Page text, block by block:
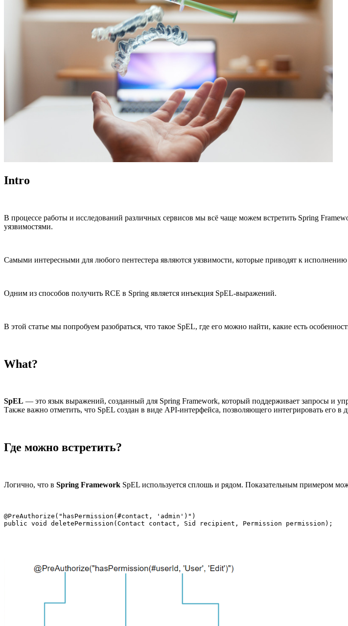
Intro
В процессе работы и исследований различных сервисов мы всё чаще можем встретить Spring
уязвимостями.
Самыми интересными для любого пентестера являются уязвимости, которые приводят к исполнению
Одним из способов получить RCE в Spring является инъекция SpEL-выражений.
В этой статье мы попробуем разобраться, что такое SpEL, где его можно найти, какие есть
What?
SpEL — это язык выражений, созданный для Spring Framework, который поддерживает запросы и
Также важно отметить, что SpEL создан в виде API-интерфейса, позволяющего интегрировать его
Где можно встретить?
Логично, что в Spring Framework SpEL используется сплошь и рядом. Показательным примером
@PreAuthorize("hasPermission(#contact, 'admin')")
public void deletePermission(Contact contact, Sid recipient, Permission permission);